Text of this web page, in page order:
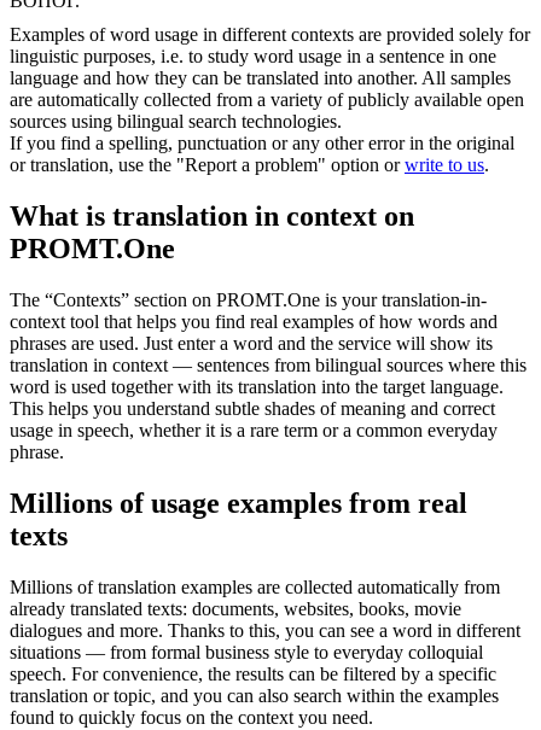
Examples of word usage in different contexts are provided solely for
linguistic purposes, i.e. to study word usage in a sentence in one
language and how they can be translated into another. All samples
are automatically collected from a variety of publicly available open
sources using bilingual search technologies.
If you find a spelling, punctuation or any other error in the original
or translation, use the "Report a problem" option orwrite to us.
What is translation in context on
PROMT.One
The “Contexts” section on PROMT.One is your translation-in-
context tool that helps you find real examples of how words and
phrases are used. Just enter a word and the service will show its
translation in context — sentences from bilingual sources where this
word is used together with its translation into the target language.
This helps you understand subtle shades of meaning and correct
usage in speech, whether it is a rare term or a common everyday
phrase.
Millions of usage examples from real
texts
Millions of translation examples are collected automatically from
already translated texts: documents, websites, books, movie
dialogues and more. Thanks to this, you can see a word in different
situations — from formal business style to everyday colloquial
speech. For convenience, the results can be filtered by a specific
translation or topic, and you can also search within the examples
found to quickly focus on the context you need.